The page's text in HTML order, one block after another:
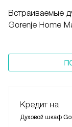
Встраиваемые
Gorenje Home
Кредит на
Духовой шкаф